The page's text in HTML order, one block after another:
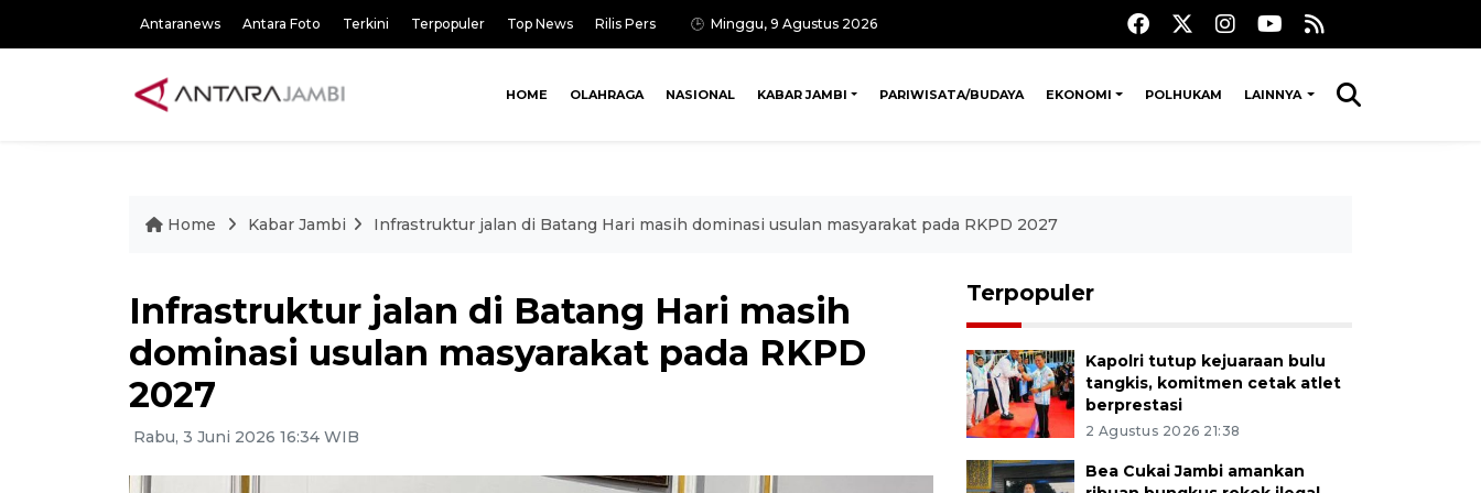
Antaranews Antara Foto Terkini Terpopuler Top News Rilis Pers Minggu, 9 Agustus 2026
HOME OLAHRAGA NASIONAL KABAR JAMBI PARIWISATA/BUDAYA EKONOMI POLHUKAM LAINNYA
Home Kabar Jambi Infrastruktur jalan di Batang Hari masih dominasi usulan masyarakat pada RKPD 2027
Infrastruktur jalan di Batang Hari masih
dominasi usulan masyarakat pada RKPD
2027
Rabu, 3 Juni 2026 16:34 WIB
Terpopuler
Kapolri tutup kejuaraan bulu
tangkis, komitmen cetak atlet
berprestasi
2 Agustus 2026 21:38
Bea Cukai Jambi amankan